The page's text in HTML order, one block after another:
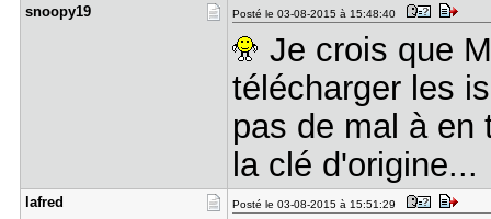
snoopy19 Posté le 03-08-2015 à 15:48:40
Je crois que
télécharger les
pas de mal à en
la clé d'origine...
lafred Posté le 03-08-2015 à 15:51:29